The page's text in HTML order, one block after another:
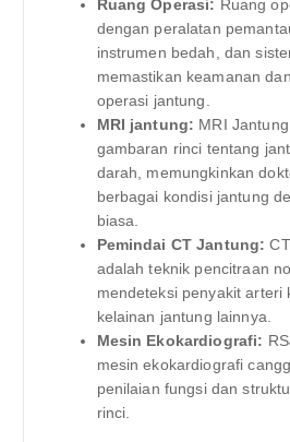
Ruang Operasi: Ruang
dengan peralatan
instrumen bedah, dan
memastikan keamanan
operasi jantung.
MRI jantung: MRI
gambaran rinci tentang
darah, memungkinkan
berbagai kondisi jantung
biasa.
Pemindai CT Jantung:
adalah teknik pencitraan
mendeteksi penyakit arteri
kelainan jantung lainnya.
Mesin Ekokardiografi:
mesin ekokardiografi
penilaian fungsi dan
rinci.